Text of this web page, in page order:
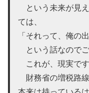
という未来が見
ては、
「それって、俺の
という話なのでご
これが、現実です
財務省の増税路